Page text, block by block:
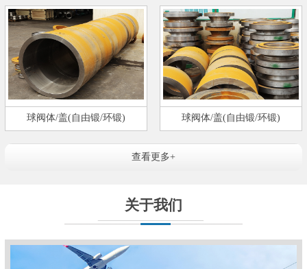
球阀体/盖(自由锻/环锻) 球阀体/盖(自由锻/环锻)
查看更多+
关于我们